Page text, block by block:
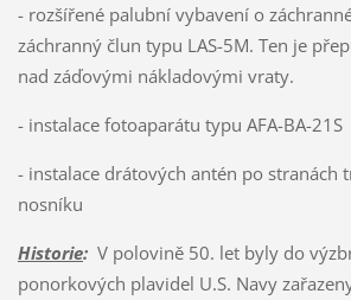
- rozšířené palubní vybavení o
záchranný člun typu LAS-5M. Ten je
nad záďovými nákladovými vraty.
- instalace fotoaparátu typu AFA-BA-21S
- instalace drátových antén po stranách
nosníku
Historie:V polovině 50. let byly do
ponorkových plavidel U.S. Navy